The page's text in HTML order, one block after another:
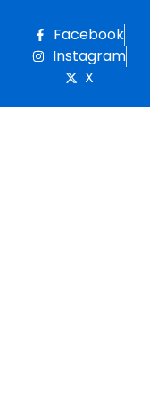
Facebook
Instagram
X